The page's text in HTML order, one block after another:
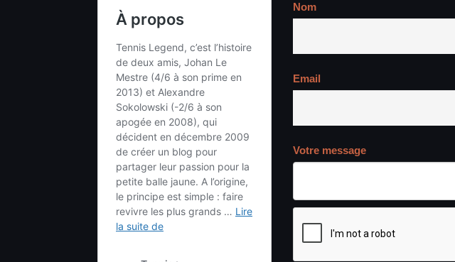
Nom
Email
Votre message